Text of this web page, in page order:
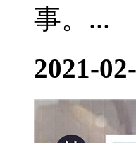
事。...
2021-